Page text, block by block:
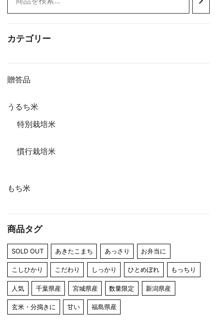
カテゴリー
贈答品
うるち米
特別栽培米
慣行栽培米
もち米
商品タグ
SOLD OUT あきたこまち あっさり お弁当に
こしひかり こだわり しっかり ひとめぼれ もっちり
人気 千葉県産 宮城県産 数量限定 新潟県産
玄米・分搗きに 甘い 福島県産